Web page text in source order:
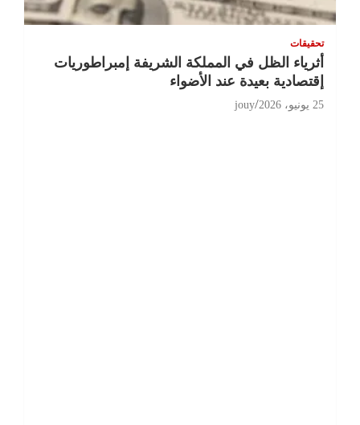
تحقيقات
أثرياء الظل في المملكة الشريفة إمبراطوريات
إقتصادية بعيدة عند الأضواء
25 يونيو، 2026 jouy